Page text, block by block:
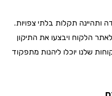
תקלות בלתי צפויות.
ויבצעו את התיקון
יוכלו ליהנות מתפקוד